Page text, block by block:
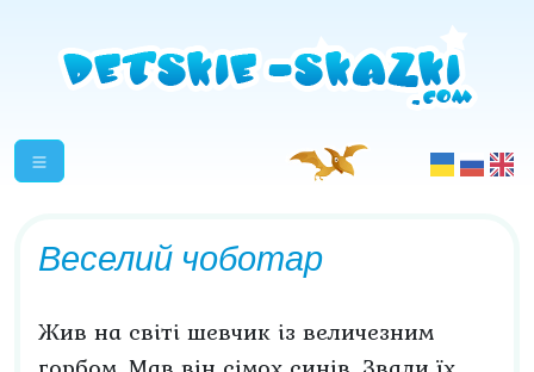
Веселий чоботар
Жив на світі шевчик із величезним